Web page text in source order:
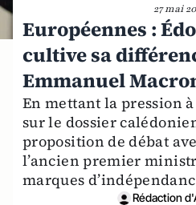
27 mai
Européennes :
cultive sa
Emmanuel
En mettant la pression
sur le dossier
proposition de débat
l’ancien premier
marques
Rédaction